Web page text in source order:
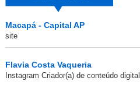
Macapá - Capital AP
site
Flavia Costa Vaqueria
Instagram Criador(a) de conteúdo digital